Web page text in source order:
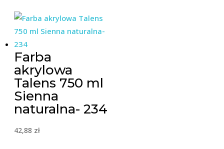
Farba
akrylowa
Talens 750 ml
Sienna
naturalna- 234
42,88 zł